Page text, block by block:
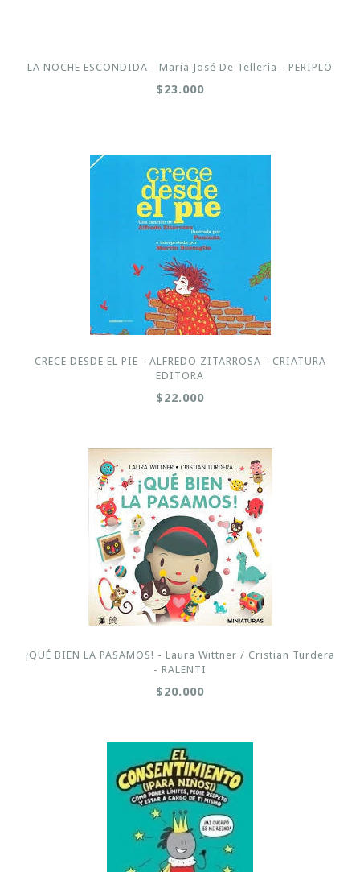
LA NOCHE ESCONDIDA - María José De Telleria - PERIPLO
$23.000
CRECE DESDE EL PIE - ALFREDO ZITARROSA - CRIATURA
EDITORA
$22.000
¡QUÉ BIEN LA PASAMOS! - Laura Wittner / Cristian Turdera
- RALENTI
$20.000